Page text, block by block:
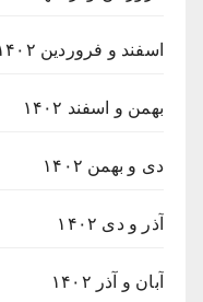
اسفند و فروردین ۱۴۰۲
بهمن و اسفند ۱۴۰۲
دی و بهمن ۱۴۰۲
آذر و دی ۱۴۰۲
آبان و آذر ۱۴۰۲